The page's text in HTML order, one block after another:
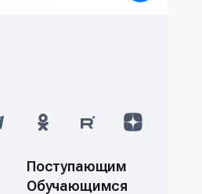
Поступающим
Обучающимся